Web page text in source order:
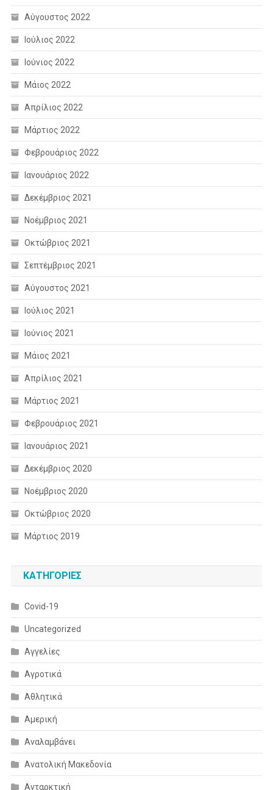
Αύγουστος 2022
Ιούλιος 2022
Ιούνιος 2022
Μάιος 2022
Απρίλιος 2022
Μάρτιος 2022
Φεβρουάριος 2022
Ιανουάριος 2022
Δεκέμβριος 2021
Νοέμβριος 2021
Οκτώβριος 2021
Σεπτέμβριος 2021
Αύγουστος 2021
Ιούλιος 2021
Ιούνιος 2021
Μάιος 2021
Απρίλιος 2021
Μάρτιος 2021
Φεβρουάριος 2021
Ιανουάριος 2021
Δεκέμβριος 2020
Νοέμβριος 2020
Οκτώβριος 2020
Μάρτιος 2019
KΑΤΗΓΟΡΊΕΣ
Covid-19
Uncategorized
Αγγελίες
Αγροτικά
Αθλητικά
Αμερική
Αναλαμβάνει
Ανατολική Μακεδονία
Ανταρκτική